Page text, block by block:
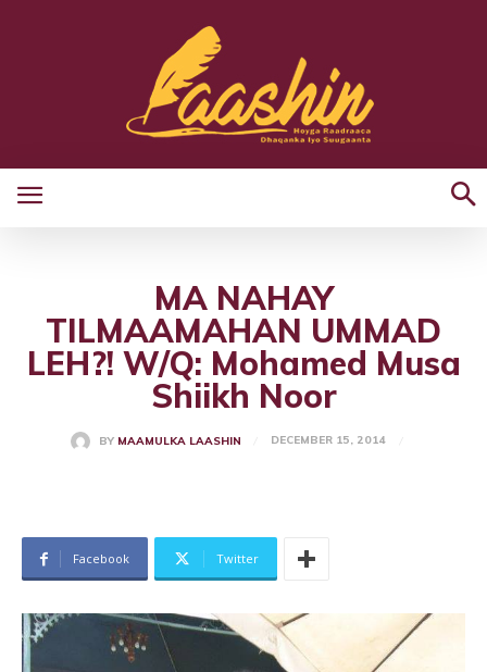
MA NAHAY
TILMAAMAHAN UMMAD
LEH?! W/Q: Mohamed Musa
Shiikh Noor
BY MAAMULKA LAASHIN DECEMBER 15, 2014
Facebook Twitter